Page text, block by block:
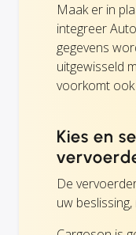
Maak er in
integreer
gegevens
uitgewisseld
voorkomt
Kies en
De
uw